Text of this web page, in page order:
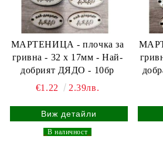
МАРТЕНИЦА - плочка за
гривна - 32 х 17мм - Най-
добрият ДЯДО - 10бр
€1.22
2.39лв.
Виж детайли
В наличност